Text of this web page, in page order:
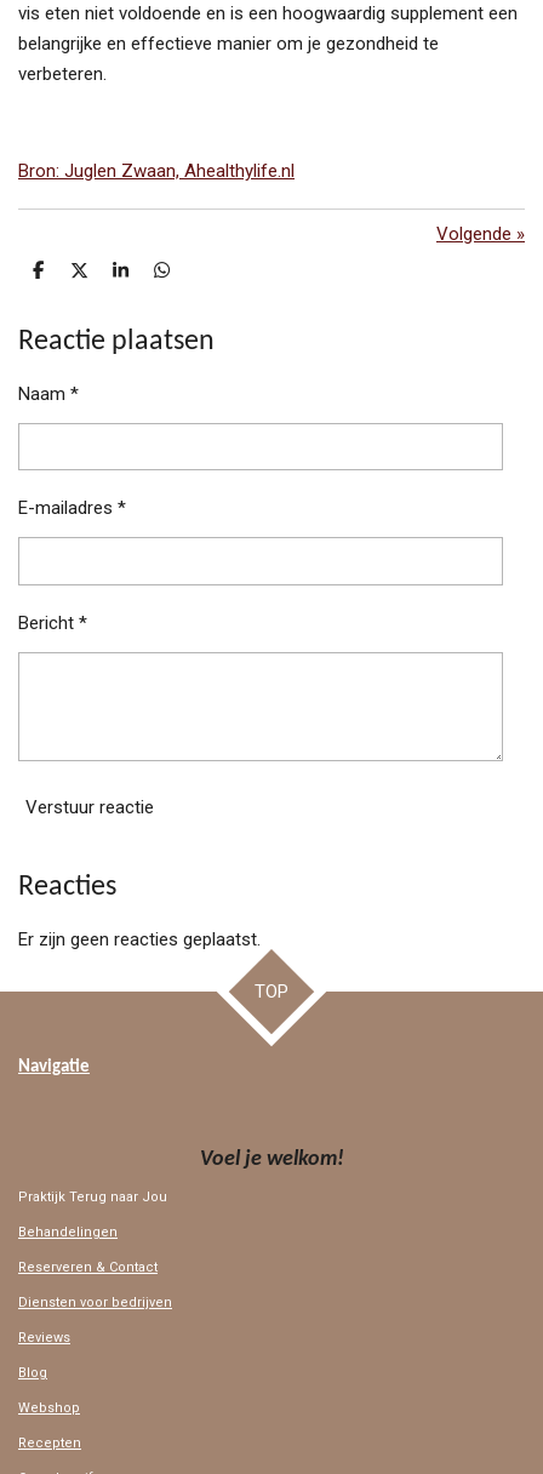
vis eten niet voldoende en is een hoogwaardig supplement een
belangrijke en effectieve manier om je gezondheid te
verbeteren.
Bron: Juglen Zwaan, Ahealthylife.nl
Volgende »
D
e
n
D
l
S
r
e
D
e
n
Reactie plaatsen
Naam *
E-mailadres *
Bericht *
Verstuur reactie
Reacties
Er zijn geen reacties geplaatst.
TOP
Navigatie
Voel je welkom!
Praktijk Terug naar Jou
Behandelingen
Reserveren & Contact
Diensten voor bedrijven
Reviews
Blog
Webshop
Recepten